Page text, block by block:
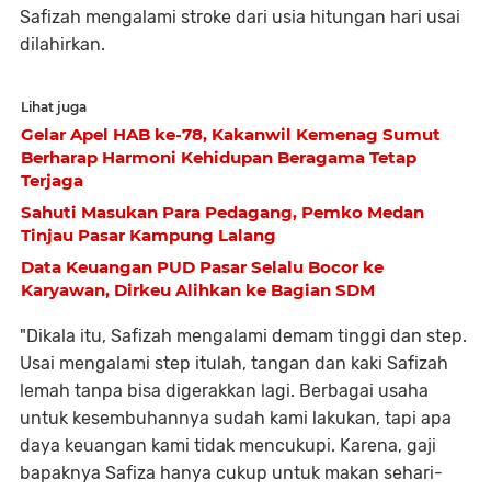
Safizah mengalami stroke dari usia hitungan hari usai
dilahirkan.
Lihat juga
Gelar Apel HAB ke-78, Kakanwil Kemenag Sumut
Berharap Harmoni Kehidupan Beragama Tetap
Terjaga
Sahuti Masukan Para Pedagang, Pemko Medan
Tinjau Pasar Kampung Lalang
Data Keuangan PUD Pasar Selalu Bocor ke
Karyawan, Dirkeu Alihkan ke Bagian SDM
"Dikala itu, Safizah mengalami demam tinggi dan step.
Usai mengalami step itulah, tangan dan kaki Safizah
lemah tanpa bisa digerakkan lagi. Berbagai usaha
untuk kesembuhannya sudah kami lakukan, tapi apa
daya keuangan kami tidak mencukupi. Karena, gaji
bapaknya Safiza hanya cukup untuk makan sehari-